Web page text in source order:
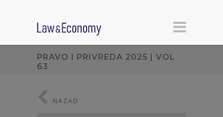
PRAVO I PRIVREDA 2025 | VOL
63
NAZAD